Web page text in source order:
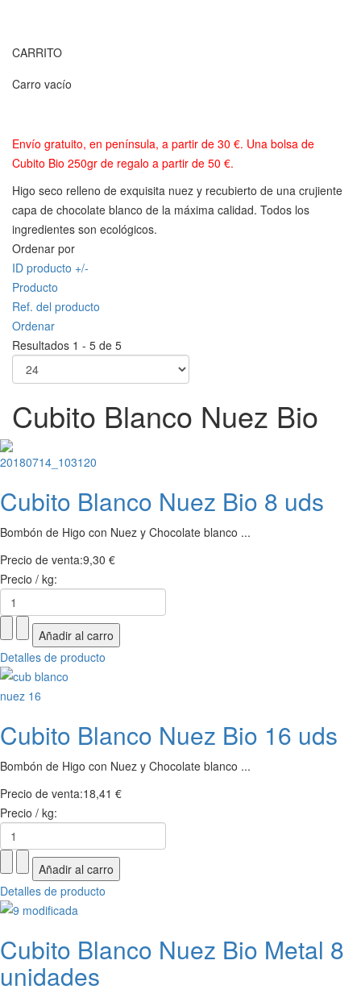
CARRITO
Carro vacío
Envío gratuito, en península, a partir de 30 €. Una bolsa de
Cubito Bio 250gr de regalo a partir de 50 €.
Higo seco relleno de exquisita nuez y recubierto de una crujiente
capa de chocolate blanco de la máxima calidad. Todos los
ingredientes son ecológicos.
Ordenar por
ID producto +/-
Producto
Ref. del producto
Ordenar
Resultados 1 - 5 de 5
Cubito Blanco Nuez Bio
Cubito Blanco Nuez Bio 8 uds
Bombón de Higo con Nuez y Chocolate blanco ...
Precio de venta:9,30 €
Precio / kg:
Detalles de producto
Cubito Blanco Nuez Bio 16 uds
Bombón de Higo con Nuez y Chocolate blanco ...
Precio de venta:18,41 €
Precio / kg:
Detalles de producto
Cubito Blanco Nuez Bio Metal 8
unidades